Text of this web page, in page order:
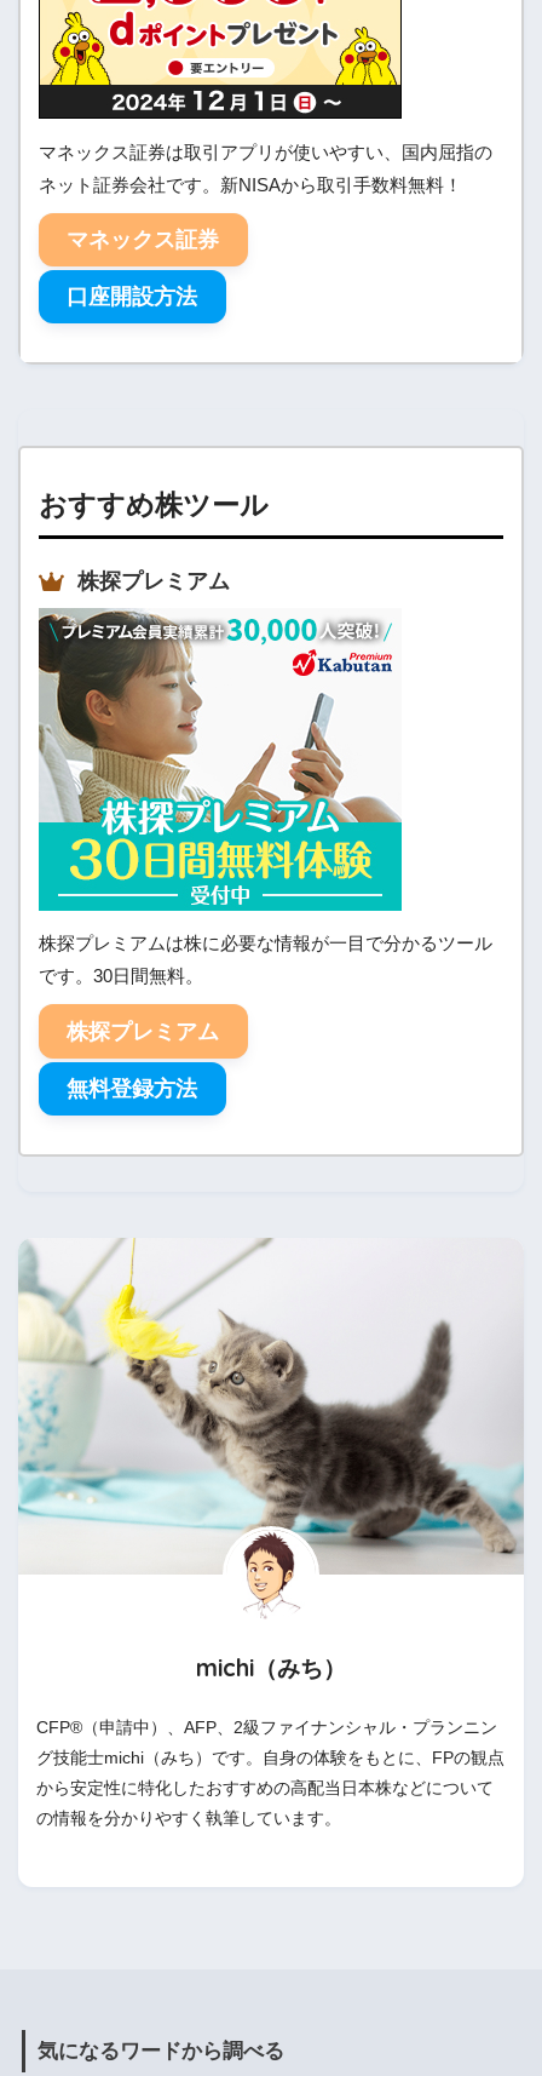
マネックス証券は取引アプリが使いやすい、国内屈指の
ネット証券会社です。新NISAから取引手数料無料！
マネックス証券
口座開設方法
おすすめ株ツール
株探プレミアム
株探プレミアムは株に必要な情報が一目で分かるツール
です。30日間無料。
株探プレミアム
無料登録方法
michi（みち）
CFP®（申請中）、AFP、2級ファイナンシャル・プランニン
グ技能士michi（みち）です。自身の体験をもとに、FPの観点
から安定性に特化したおすすめの高配当日本株などについて
の情報を分かりやすく執筆しています。
気になるワードから調べる